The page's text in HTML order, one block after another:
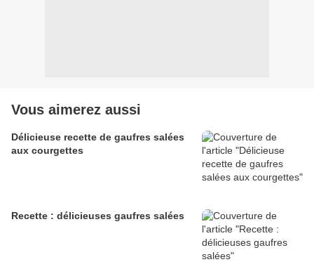
Vous aimerez aussi
Délicieuse recette de gaufres salées
aux courgettes
Recette : délicieuses gaufres salées